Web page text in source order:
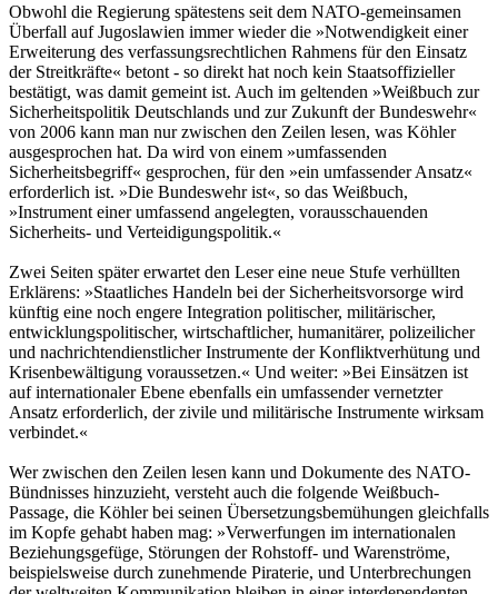
Obwohl die Regierung spätestens seit dem NATO-gemeinsamen
Überfall auf Jugoslawien immer wieder die »Notwendigkeit einer
Erweiterung des verfassungsrechtlichen Rahmens für den Einsatz
der Streitkräfte« betont - so direkt hat noch kein Staatsoffizieller
bestätigt, was damit gemeint ist. Auch im geltenden »Weißbuch zur
Sicherheitspolitik Deutschlands und zur Zukunft der Bundeswehr«
von 2006 kann man nur zwischen den Zeilen lesen, was Köhler
ausgesprochen hat. Da wird von einem »umfassenden
Sicherheitsbegriff« gesprochen, für den »ein umfassender Ansatz«
erforderlich ist. »Die Bundeswehr ist«, so das Weißbuch,
»Instrument einer umfassend angelegten, vorausschauenden
Sicherheits- und Verteidigungspolitik.«
Zwei Seiten später erwartet den Leser eine neue Stufe verhüllten
Erklärens: »Staatliches Handeln bei der Sicherheitsvorsorge wird
künftig eine noch engere Integration politischer, militärischer,
entwicklungspolitischer, wirtschaftlicher, humanitärer, polizeilicher
und nachrichtendienstlicher Instrumente der Konfliktverhütung und
Krisenbewältigung voraussetzen.« Und weiter: »Bei Einsätzen ist
auf internationaler Ebene ebenfalls ein umfassender vernetzter
Ansatz erforderlich, der zivile und militärische Instrumente wirksam
verbindet.«
Wer zwischen den Zeilen lesen kann und Dokumente des NATO-
Bündnisses hinzuzieht, versteht auch die folgende Weißbuch-
Passage, die Köhler bei seinen Übersetzungsbemühungen gleichfalls
im Kopfe gehabt haben mag: »Verwerfungen im internationalen
Beziehungsgefüge, Störungen der Rohstoff- und Warenströme,
beispielsweise durch zunehmende Piraterie, und Unterbrechungen